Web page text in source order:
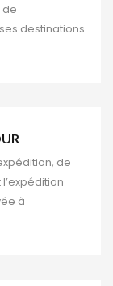
de
destinations
de
à